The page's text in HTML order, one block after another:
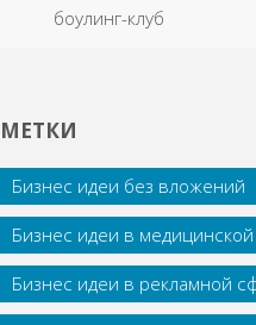
боулинг-клуб
МЕТКИ
Бизнес идеи без вложений
Бизнес идеи в
Бизнес идеи в рекламной